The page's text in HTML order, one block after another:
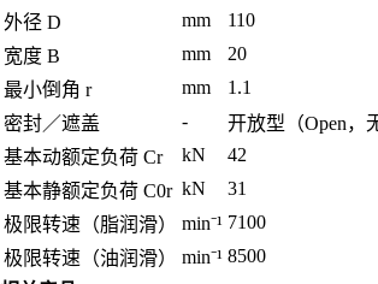
外径 D
mm
110
宽度 B
mm
20
最小倒角 r
mm
1.1
密封／遮盖
-
开放型（Open，
基本动额定负荷 Cr
kN
42
基本静额定负荷 C0r kN
31
极限转速（脂润滑）
min⁻¹ 7100
极限转速（油润滑）
min⁻¹ 8500